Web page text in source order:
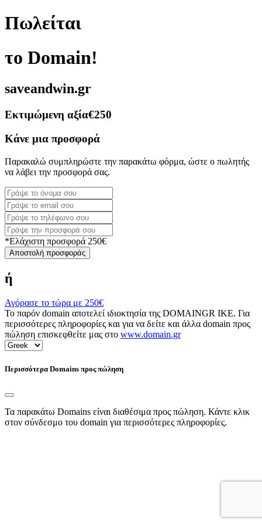
Πωλείται
το Domain!
saveandwin.gr
Εκτιμώμενη αξία€250
Κάνε μια προσφορά
Παρακαλώ συμπληρώστε την παρακάτω φόρμα, ώστε ο πωλητής
να λάβει την προσφορά σας.
*Ελάχιστη προσφορά 250€
Αποστολή προσφοράς
ή
Αγόρασε το τώρα με 250€
Το παρόν domain αποτελεί ιδιοκτησία της DOMAINGR ΙΚΕ. Για
περισσότερες πληροφορίες και για να δείτε και άλλα domain προς
πώληση επισκεφθείτε μας στο www.domain.gr
Περισσότερα Domains προς πώληση
Τα παρακάτω Domains είναι διαθέσιμα προς πώληση. Κάντε κλικ
στον σύνδεσμο του domain για περισσότερες πληροφορίες.